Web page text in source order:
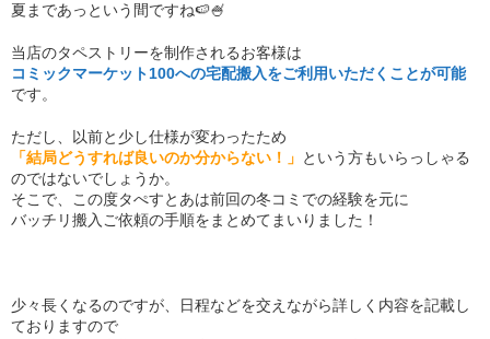
夏まであっという間ですね🍉🍧
当店のタペストリーを制作されるお客様は
コミックマーケット100への宅配搬入をご利用いただくことが可能
です。
ただし、以前と少し仕様が変わったため
「結局どうすれば良いのか分からない！」 という方もいらっしゃる
のではないでしょうか。
そこで、この度タぺすとあは前回の冬コミでの経験を元に
バッチリ搬入ご依頼の手順をまとめてまいりました！
少々長くなるのですが、日程などを交えながら詳しく内容を記載し
ておりますので